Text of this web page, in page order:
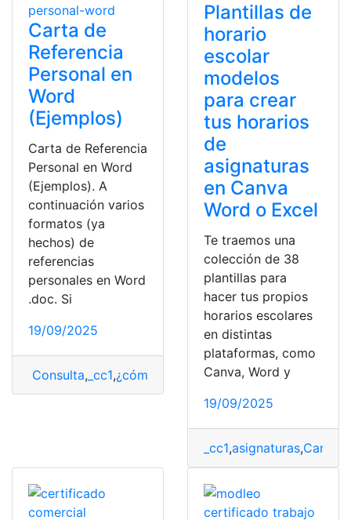
Carta de
Referencia
Personal en
Word
(Ejemplos)
Carta de Referencia
Personal en Word
(Ejemplos). A
continuación varios
formatos (ya
hechos) de
referencias
personales en Word
.doc. Si
19/09/2025
Consulta, _cc1,¿cómo lo hago?,Carta de referencia
Plantillas de
horario
escolar
modelos
para crear
tus horarios
de
asignaturas
en Canva
Word o Excel
Te traemos una
colección de 38
plantillas para
hacer tus propios
horarios escolares
en distintas
plataformas, como
Canva, Word y
19/09/2025
_cc1,asignaturas,Canva